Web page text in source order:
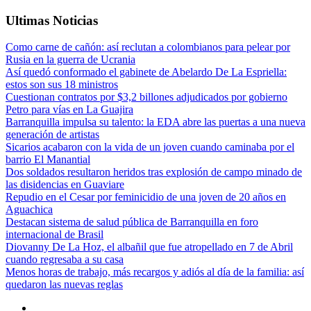
Ultimas Noticias
Como carne de cañón: así reclutan a colombianos para pelear por
Rusia en la guerra de Ucrania
Así quedó conformado el gabinete de Abelardo De La Espriella:
estos son sus 18 ministros
Cuestionan contratos por $3,2 billones adjudicados por gobierno
Petro para vías en La Guajira
Barranquilla impulsa su talento: la EDA abre las puertas a una nueva
generación de artistas
Sicarios acabaron con la vida de un joven cuando caminaba por el
barrio El Manantial
Dos soldados resultaron heridos tras explosión de campo minado de
las disidencias en Guaviare
Repudio en el Cesar por feminicidio de una joven de 20 años en
Aguachica
Destacan sistema de salud pública de Barranquilla en foro
internacional de Brasil
Diovanny De La Hoz, el albañil que fue atropellado en 7 de Abril
cuando regresaba a su casa
Menos horas de trabajo, más recargos y adiós al día de la familia: así
quedaron las nuevas reglas